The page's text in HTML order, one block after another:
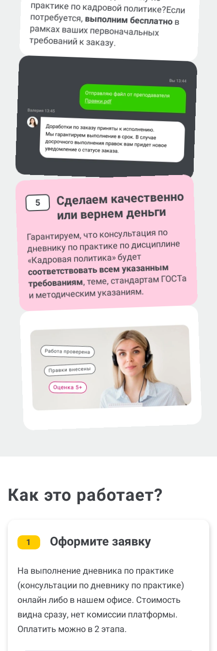
практике по кадровой политике?Если
потребуется, выполним бесплатнов
рамках ваших первоначальных
требований к заказу.
5 Сделаем качественно
или вернем деньги
Гарантируем, что консультация по
дневнику по практике по дисциплине
«Кадровая политика» будет
соответствовать всем указанным
требованиям, теме, стандартам ГОСТа
и методическим указаниям.
Как это работает?
1 Оформите заявку
На выполнение дневника по практике
(консультации по дневнику по практике)
онлайн либо в нашем офисе. Стоимость
видна сразу, нет комиссии платформы.
Оплатить можно в 2 этапа.